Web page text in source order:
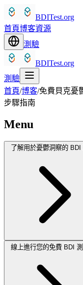
BDITest.org
首頁博客資源
測驗
BDITest.org
測驗
首頁/博客/免費貝克憂
步驟指南
Menu
了解用於憂鬱洞察的 BDI
線上進行您的免費 BDI